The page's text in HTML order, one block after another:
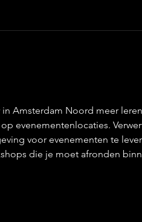
Amsterdam Noord meer
evenementenlocaties.
voor evenementen te
die je moet afronden